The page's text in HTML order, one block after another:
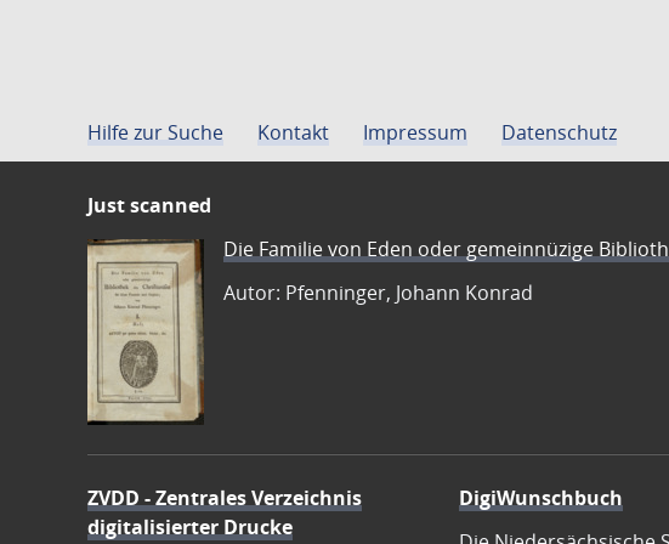
Hilfe zur Suche Kontakt Impressum Datenschutz
Just scanned
Die Familie von Eden oder gemeinnüzige
Autor: Pfenninger, Johann Konrad
ZVDD - Zentrales Verzeichnis
digitalisierter Drucke
DigiWunschbuch